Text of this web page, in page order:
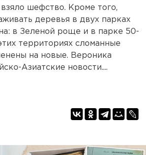
шефство. Кроме того,
деревья в двух парках
в Зеленой роще и в парке 50-
территориях сломанные
на новые. Вероника
Азиатские новости....